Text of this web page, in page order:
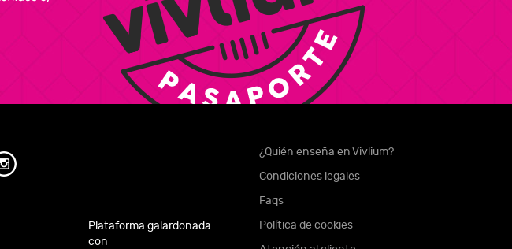
Plataforma galardonada
con
¿Quién enseña en Vivlium?
Condiciones legales
Faqs
Política de cookies